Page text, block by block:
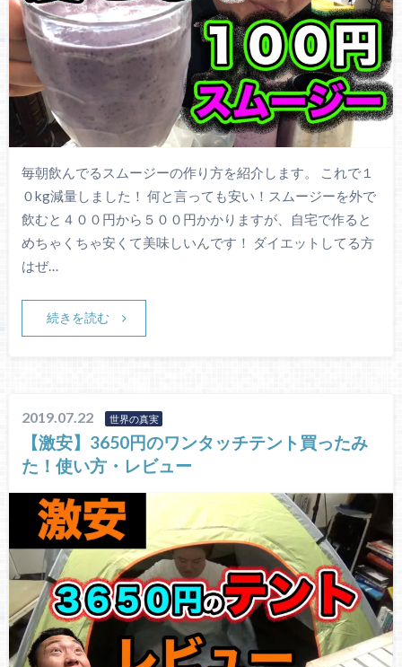
毎朝飲んでるスムージーの作り方を紹介します。 これで１
０kg減量しました！ 何と言っても安い！スムージーを外で
飲むと４００円から５００円かかりますが、自宅で作ると
めちゃくちゃ安くて美味しいんです！ ダイエットしてる方
はぜ…
続きを読む
2019.07.22 世界の真実
【激安】3650円のワンタッチテント買ったみ
た！使い方・レビュー